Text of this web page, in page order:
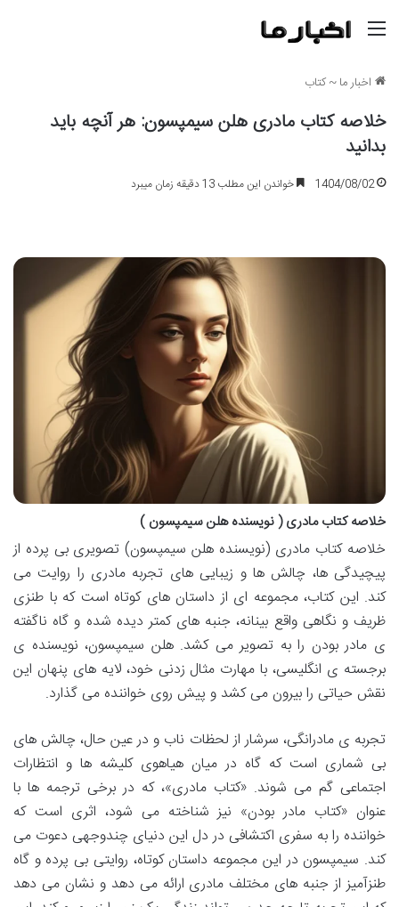
اخبار ما~کتاب
خلاصه کتاب مادری هلن سیمپسون: هر آنچه باید
بدانید
1404/08/02 خواندن این مطلب 13 دقیقه زمان میبرد
خلاصه کتاب مادری ( نویسنده هلن سیمپسون )
خلاصه کتاب مادری (نویسنده هلن سیمپسون) تصویری بی پرده از
پیچیدگی ها، چالش ها و زیبایی های تجربه مادری را روایت می
کند. این کتاب، مجموعه ای از داستان های کوتاه است که با طنزی
ظریف و نگاهی واقع بینانه، جنبه های کمتر دیده شده و گاه ناگفته
ی مادر بودن را به تصویر می کشد. هلن سیمپسون، نویسنده ی
برجسته ی انگلیسی، با مهارت مثال زدنی خود، لایه های پنهان این
نقش حیاتی را بیرون می کشد و پیش روی خواننده می گذارد.
تجربه ی مادرانگی، سرشار از لحظات ناب و در عین حال، چالش های
بی شماری است که گاه در میان هیاهوی کلیشه ها و انتظارات
اجتماعی گم می شوند. «کتاب مادری»، که در برخی ترجمه ها با
عنوان «کتاب مادر بودن» نیز شناخته می شود، اثری است که
خواننده را به سفری اکتشافی در دل این دنیای چندوجهی دعوت می
کند. سیمپسون در این مجموعه داستان کوتاه، روایتی بی پرده و گاه
طنزآمیز از جنبه های مختلف مادری ارائه می دهد و نشان می دهد